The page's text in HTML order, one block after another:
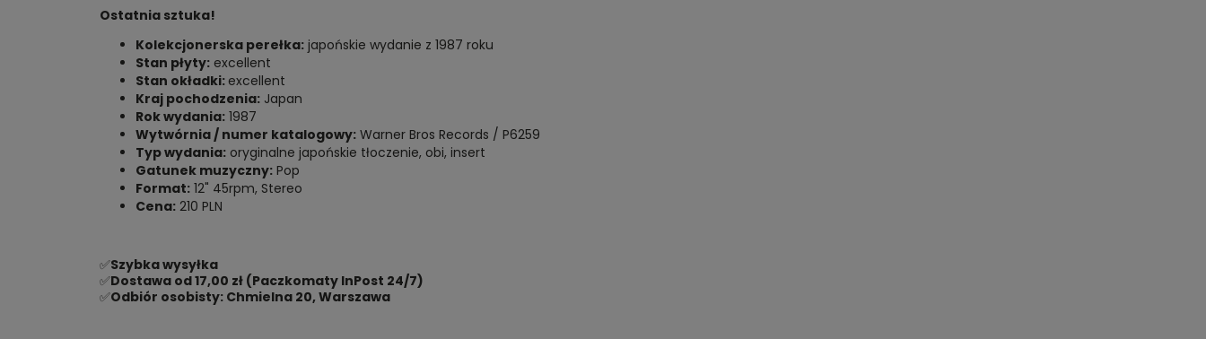
Ostatnia sztuka!
Kolekcjonerska perełka:japońskie wydanie z 1987 roku
Stan płyty:excellent
Stan okładki: excellent
Kraj pochodzenia:Japan
Rok wydania:1987
Wytwórnia / numer katalogowy:Warner Bros Records / P6259
Typ wydania:oryginalne japońskie tłoczenie, obi, insert
Gatunek muzyczny:Pop
Format:12" 45rpm, Stereo
Cena:210 PLN
✅Szybka wysyłka
✅Dostawa od 17,00 zł (Paczkomaty InPost 24/7)
✅Odbiór osobisty: Chmielna 20, Warszawa